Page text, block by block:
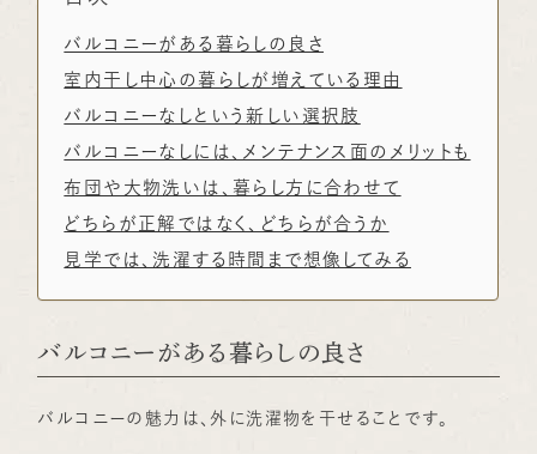
バルコニーがある暮らしの良さ
室内干し中心の暮らしが増えている理由
バルコニーなしという新しい選択肢
バルコニーなしには、メンテナンス面のメリットも
布団や大物洗いは、暮らし方に合わせて
どちらが正解ではなく、どちらが合うか
見学では、洗濯する時間まで想像してみる
バルコニーがある暮らしの良さ
バルコニーの魅力は、外に洗濯物を干せることです。